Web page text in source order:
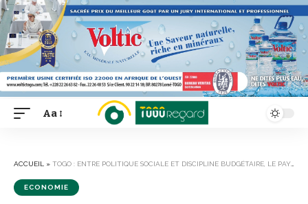
Font
Aa
ACCUEIL » TOGO : ENTRE POLITIQUE SOCIALE ET DISCIPLINE BUDGÉTAIRE, LE PAYS DISCUTE DES TERMES DU PROCHAIN APPUI DU FMI
ECONOMIE